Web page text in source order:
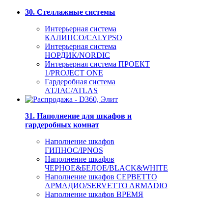
30. Стеллажные системы
Интерьерная система
КАЛИПСО/CALYPSO
Интерьерная система
НОРДИК/NORDIC
Интерьерная система ПРОЕКТ
1/PROJECT ONE
Гардеробная система
АТЛАС/ATLAS
31. Наполнение для шкафов и
гардеробных комнат
Наполнение шкафов
ГИПНОС/IPNOS
Наполнение шкафов
ЧЕРНОЕ&БЕЛОЕ/BLACK&WHITE
Наполнение шкафов СЕРВЕТТО
АРМАДИО/SERVETTO ARMADIO
Наполнение шкафов ВРЕМЯ